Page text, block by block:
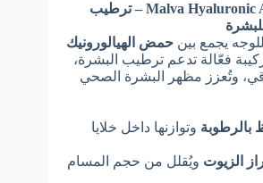
Malva Hyaluronic Acid Face Cream – ترطيب
يجمع بين حمض الهيالورونيك
فعّالة تدعم ترطيب البشرة،
وتُعزز مظهر البشرة الصحي
بالرطوبة وتوازنها داخل خلايا
الزيوت ويُقلل من حجم المسام